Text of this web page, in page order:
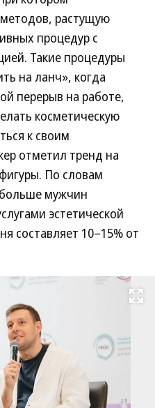
растущую
процедур с
Такие процедуры
на ланч», когда
перерыв на работе,
косметическую
к своим
отметил тренд на
По словам
мужчин
эстетической
составляет 10–15% от
Развернуть